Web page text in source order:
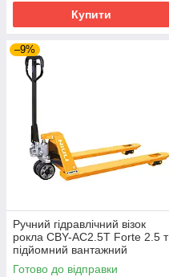
Купити
–9%
Ручний гідравлічний візок
рокла CBY-AC2.5T Forte 2.5 т
підйомний вантажний
гідравлічний візок
Готово до відправки